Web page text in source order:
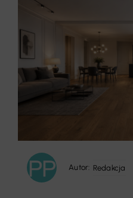
Autor: Redakcja